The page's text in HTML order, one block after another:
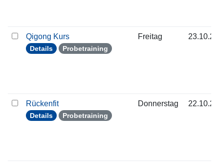
Qigong Kurs
Details Probetraining
Freitag
Rückenfit
Details Probetraining
Donnerstag